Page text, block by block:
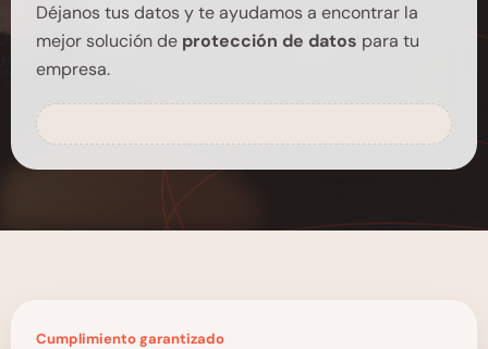
Déjanos tus datos y te ayudamos a encontrar la
mejor solución de protección de datos para tu
empresa.
Cumplimiento garantizado